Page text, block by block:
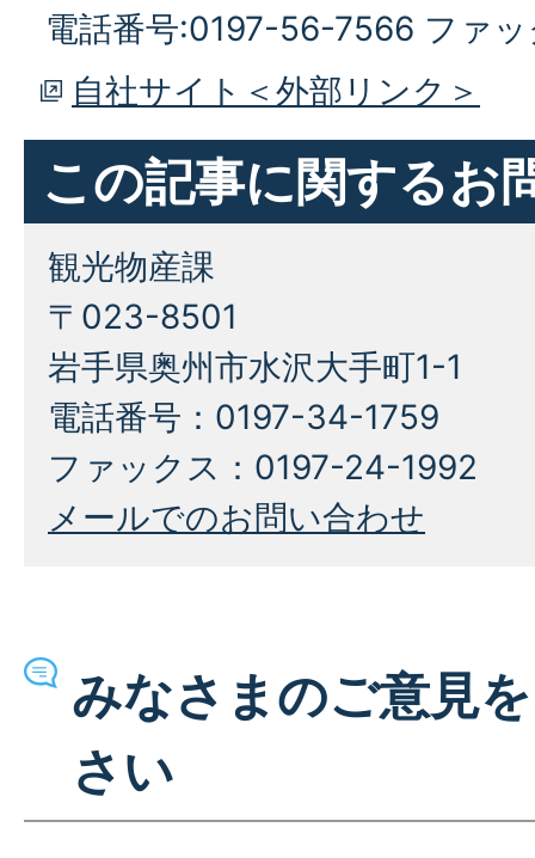
電話番号:0197-56-7566 ファ
自社サイト＜外部リンク＞
この記事に関するお
観光物産課
〒023-8501
岩手県奥州市水沢大手町1-1
電話番号：0197-34-1759
ファックス：0197-24-1992
メールでのお問い合わせ
みなさまのご意見
さい